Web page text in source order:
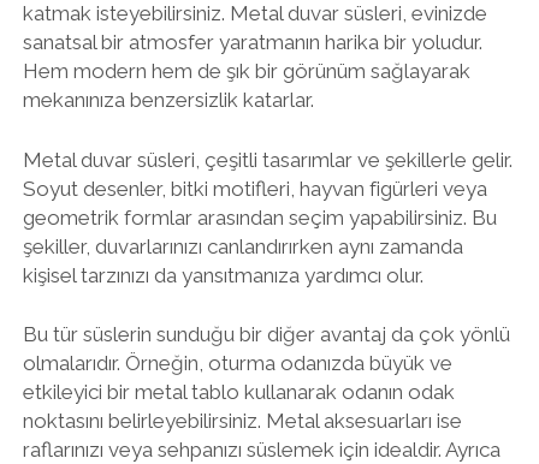
katmak isteyebilirsiniz. Metal duvar süsleri, evinizde
sanatsal bir atmosfer yaratmanın harika bir yoludur.
Hem modern hem de şık bir görünüm sağlayarak
mekanınıza benzersizlik katarlar.
Metal duvar süsleri, çeşitli tasarımlar ve şekillerle gelir.
Soyut desenler, bitki motifleri, hayvan figürleri veya
geometrik formlar arasından seçim yapabilirsiniz. Bu
şekiller, duvarlarınızı canlandırırken aynı zamanda
kişisel tarzınızı da yansıtmanıza yardımcı olur.
Bu tür süslerin sunduğu bir diğer avantaj da çok yönlü
olmalarıdır. Örneğin, oturma odanızda büyük ve
etkileyici bir metal tablo kullanarak odanın odak
noktasını belirleyebilirsiniz. Metal aksesuarları ise
raflarınızı veya sehpanızı süslemek için idealdir. Ayrıca